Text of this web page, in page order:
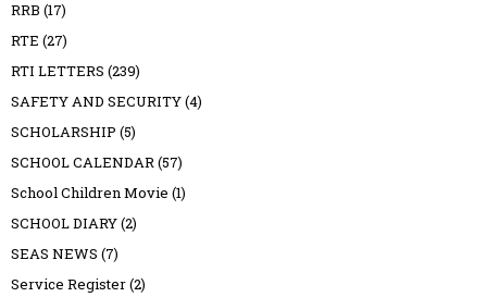
RRB (17)
RTE (27)
RTI LETTERS (239)
SAFETY AND SECURITY(4)
SCHOLARSHIP (5)
SCHOOL CALENDAR(57)
School Children Movie (1)
SCHOOL DIARY(2)
SEAS NEWS (7)
Service Register(2)